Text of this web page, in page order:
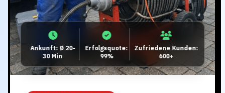
Ankunft: Ø 20-
30 Min
Erfolgsquote:
99%
Zufriedene Kunden:
600+